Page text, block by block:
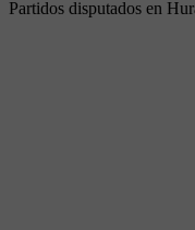
Partidos disputados en